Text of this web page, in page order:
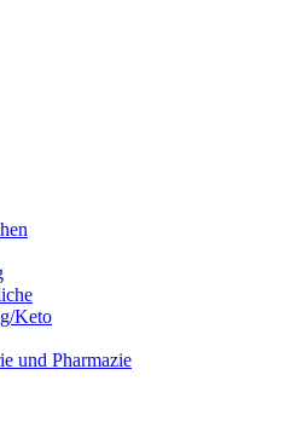
Keto
und Pharmazie